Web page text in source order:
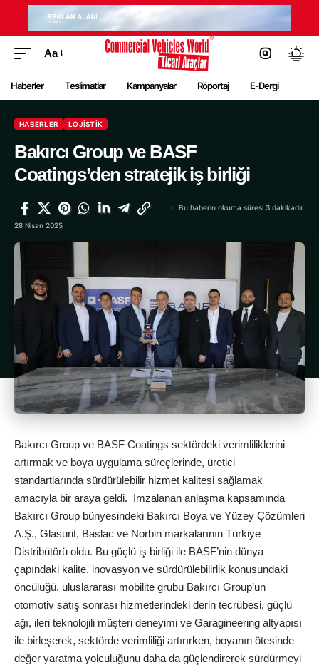
Aa
Haberler Teslimatlar Kampanyalar Röportaj E-Dergi
HABERLER LOJISTIK
Bakırcı Group ve BASF
Coatings’den stratejik iş birliği
28 Nisan 2025
Bu haberin okuma süresi 3 dakikadır.
Bakırcı Group ve BASF Coatings sektördeki verimliliklerini
artırmak ve boya uygulama süreçlerinde, üretici
standartlarında sürdürülebilir hizmet kalitesi sağlamak
amacıyla bir araya geldi. İmzalanan anlaşma kapsamında
Bakırcı Group bünyesindeki Bakırcı Boya ve Yüzey Çözümleri
A.Ş., Glasurit, Baslac ve Norbin markalarının Türkiye
Distribütörü oldu. Bu güçlü iş birliği ile BASF’nin dünya
çapındaki kalite, inovasyon ve sürdürülebilirlik konusundaki
öncülüğü, uluslararası mobilite grubu Bakırcı Group’un
otomotiv satış sonrası hizmetlerindeki derin tecrübesi, güçlü
ağı, ileri teknolojili müşteri deneyimi ve Garagineering altyapısı
ile birleşerek, sektörde verimliliği artırırken, boyanın ötesinde
değer yaratma yolculuğunu daha da güçlendirerek sürdürmeyi